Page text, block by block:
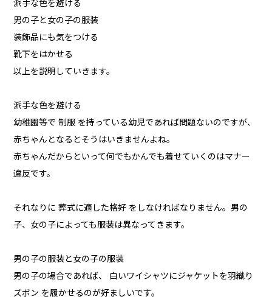
派手な色を避ける
男の子と女の子の服装
装飾品にも気をつける
靴下をはかせる
以上を説明していきます。
派手な色を避ける
幼稚園等で 制服 を持っている幼児であれば問題ないのですが、
赤ちゃんとなるとそうはいきませんよね。
赤ちゃんだからといって何でもかんでも着せていくのはマナー
違反です。
それなりに 葬式に適した格好 をしなければなりません。男の
子、女の子によっても服装は異なってきます。
男の子の服装と女の子の服装
男の子の場合であれば、 白いワイシャツにジャケットを羽織り
ズボン を履かせるのが好ましいです。